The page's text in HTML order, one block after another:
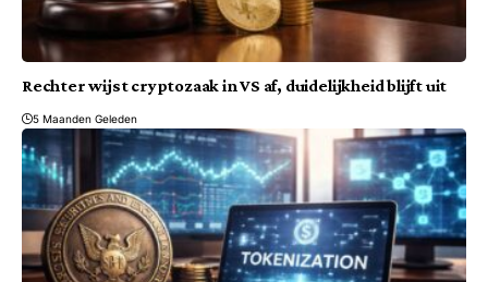
Rechter wijst cryptozaak in VS af, duidelijkheid blijft uit
5 Maanden Geleden